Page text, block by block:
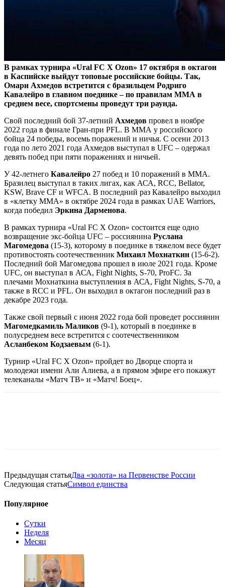
В рамках турнира «Ural FC X Ozon» 17 октября в октагон
в Каспийске выйдут топовые российские бойцы. Так,
Омари Ахмедов встретится с бразильцем Родриго
Кавалейро в главном поединке – по правилам ММА в
среднем весе, спортсмены проведут три раунда.
Свой последний бой 37-летний Ахмедов провел в ноябре
2022 года в финале Гран-при PFL. В ММА у российского
бойца 24 победы, восемь поражений и ничья. С осени 2013
года по лето 2021 года Ахмедов выступал в UFC – одержал
девять побед при пяти поражениях и ничьей.
У 42-летнего Кавалейро 27 побед и 10 поражений в ММА.
Бразилец выступал в таких лигах, как АСА, RCC, Bellator,
KSW, Brave CF и WFCA. В последний раз Кавалейро выходил
в «клетку MMA» в октябре 2024 года в рамках UAE Warriors,
когда победил Эркина Дарменова.
В рамках турнира «Ural FC X Ozon» состоится еще одно
возвращение экс-бойца UFC – россиянина Руслана
Магомедова (15-3), которому в поединке в тяжелом весе будет
противостоять соотечественник Михаил Мохнаткин (15-6-2).
Последний бой Магомедова прошел в июле 2021 года. Кроме
UFC, он выступал в АСА, Fight Nights, S-70, ProFC. За
плечами Мохнаткина выступления в АСА, Fight Nights, S-70, а
также в RCC и PFL. Он выходил в октагон последний раз в
декабре 2023 года.
Также свой первый с июня 2022 года бой проведет россиянин
Магомедкамиль Маликов (9-1), который в поединке в
полусреднем весе встретится с соотечественником
Асланбеком Кодзаевым (6-1).
Турнир «Ural FC X Ozon» пройдет во Дворце спорта и
молодежи имени Али Алиева, а в прямом эфире его покажут
телеканалы «Матч ТВ» и «Матч! Боец».
Предыдущая статьяДва «золота» на Первенстве России
Следующая статьяСимвол единства
Популярное
Сутки
Неделя
Месяц